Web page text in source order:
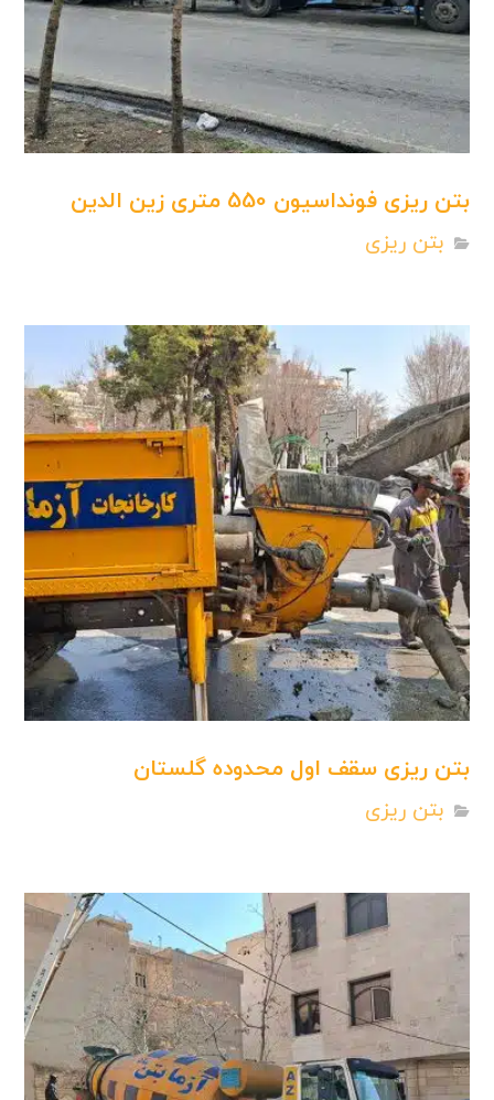
بتن ریزی فونداسیون 550 متری زین الدین
بتن ریزی
بتن ریزی سقف اول محدوده گلستان
بتن ریزی